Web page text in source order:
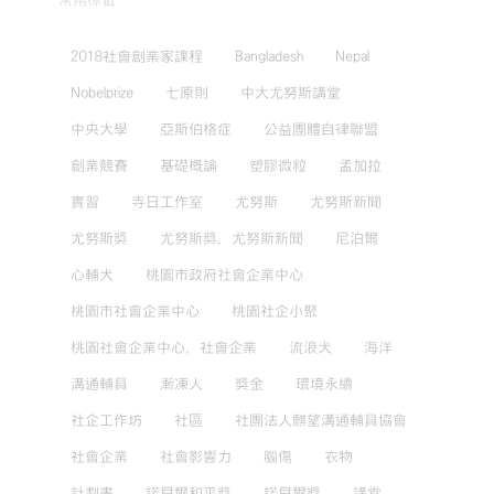
2018社會創業家課程 Bangladesh Nepal
Nobelprize 七原則 中大尤努斯講堂
中央大學 亞斯伯格症 公益團體自律聯盟
創業競賽 基礎概論 塑膠微粒 孟加拉
實習 寺日工作室 尤努斯 尤努斯新聞
尤努斯獎 尤努斯獎，尤努斯新聞 尼泊爾
心輔犬 桃園市政府社會企業中心
桃園市社會企業中心 桃園社企小聚
桃園社會企業中心，社會企業 流浪犬 海洋
溝通輔具 漸凍人 獎金 環境永續
社企工作坊 社區 社團法人麒望溝通輔具協會
社會企業 社會影響力 腦傷 衣物